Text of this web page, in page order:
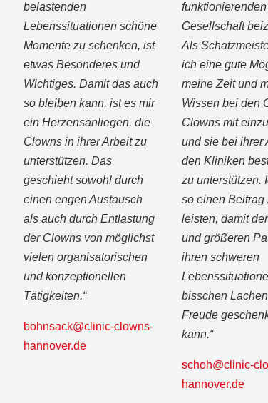
belastenden
Lebenssituationen schöne
Momente zu schenken, ist
etwas Besonderes und
Wichtiges. Damit das auch
so bleiben kann, ist es mir
ein Herzensanliegen, die
Clowns in ihrer Arbeit zu
unterstützen. Das
geschieht sowohl durch
einen engen Austausch
als auch durch Entlastung
der Clowns von möglichst
vielen organisatorischen
und konzeptionellen
Tätigkeiten.“
bohnsack@clinic-clowns-
hannover.de
funktionierenden
Gesellschaft
Als
ich eine gute
meine Zeit und
Wissen bei den
Clowns mit
und sie bei ihrer
den Kliniken
zu unterstützen.
so einen Beitrag
leisten, damit
und größeren
ihren schweren
bisschen
Freude
kann.“
schoh@clinic-
hannover.de